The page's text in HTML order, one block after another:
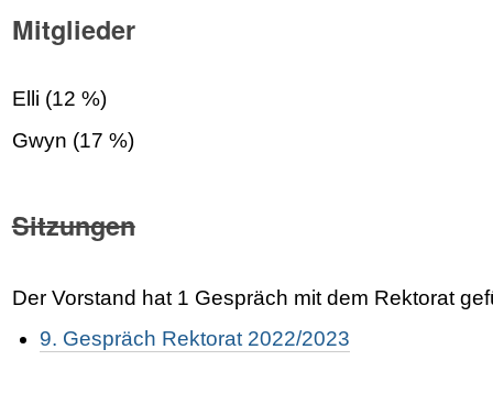
Mitglieder
Elli (12 %)
Gwyn (17 %)
Sitzungen
Der Vorstand hat 1 Gespräch mit dem Rektorat
9. Gespräch Rektorat 2022/2023